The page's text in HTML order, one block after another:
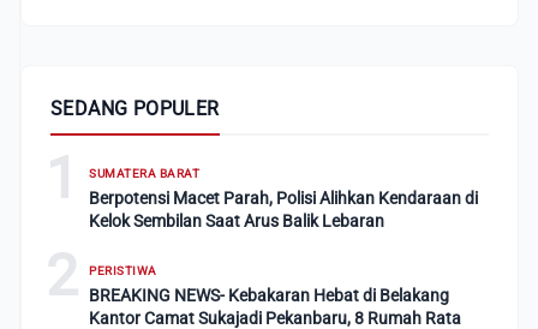
SEDANG POPULER
1 SUMATERA BARAT
Berpotensi Macet Parah, Polisi Alihkan Kendaraan di
Kelok Sembilan Saat Arus Balik Lebaran
2 PERISTIWA
BREAKING NEWS- Kebakaran Hebat di Belakang
Kantor Camat Sukajadi Pekanbaru, 8 Rumah Rata